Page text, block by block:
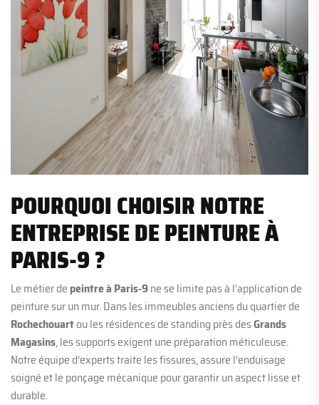
POURQUOI CHOISIR NOTRE
ENTREPRISE DE PEINTURE À
PARIS-9 ?
Le métier de peintre à Paris-9ne se limite pas à l’application de
peinture sur un mur. Dans les immeubles anciens du quartier de
Rochechouartou les résidences de standing près desGrands
Magasins, les supports exigent une préparation méticuleuse.
Notre équipe d’experts traite les fissures, assure l’enduisage
soigné et le ponçage mécanique pour garantir un aspect lisse et
durable.